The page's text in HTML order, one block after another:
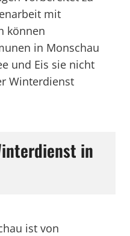
mit
können
in Monschau
und Eis sie nicht
Winterdienst
in
ist von